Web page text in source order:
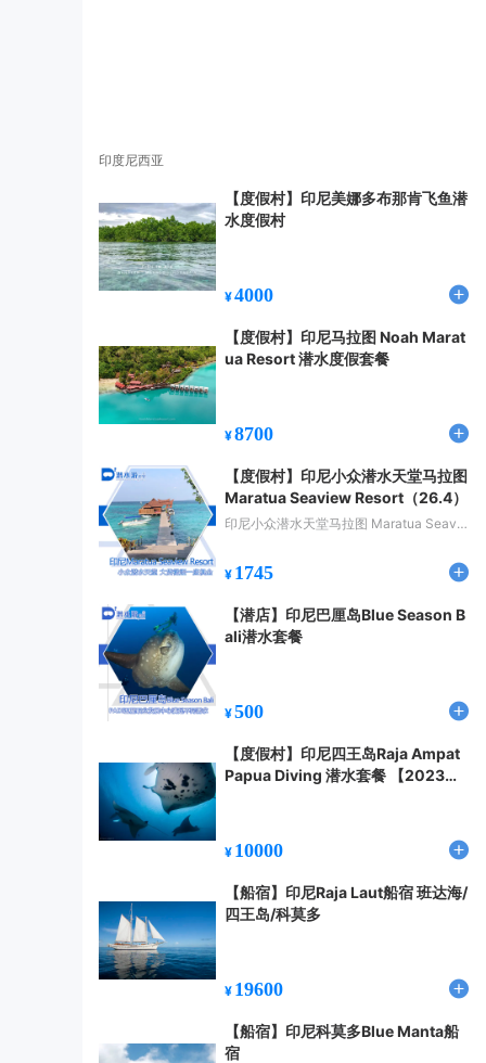
印度尼西亚
【度假村】印尼美娜多布那肯飞鱼潜
水度假村
¥4000
【度假村】印尼马拉图 Noah Marat
ua Resort 潜水度假套餐
¥8700
【度假村】印尼小众潜水天堂马拉图
Maratua Seaview Resort（26.4）
印尼小众潜水天堂马拉图 Maratua Seavie
¥ 1745
【潜店】印尼巴厘岛Blue Season B
ali潜水套餐
¥500
【度假村】印尼四王岛Raja Ampat
Papua Diving 潜水套餐 【2023年8
¥ 10000
【船宿】印尼Raja Laut船宿 班达海/
四王岛/科莫多
¥ 19600
【船宿】印尼科莫多Blue Manta船
宿